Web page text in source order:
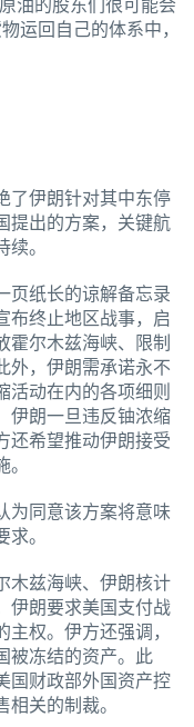
油的股东们很可能会
运回自己的体系中，
了伊朗针对其中东停
提出的方案，关键航
。
页纸长的谅解备忘录
布终止地区战事，启
霍尔木兹海峡、限制
外，伊朗需承诺永不
活动在内的各项细则
伊朗一旦违反铀浓缩
还希望推动伊朗接受
为同意该方案将意味
。
木兹海峡、伊朗核计
伊朗要求美国支付战
权。伊方还强调，
被冻结的资产。此
国财政部外国资产控
关的制裁。